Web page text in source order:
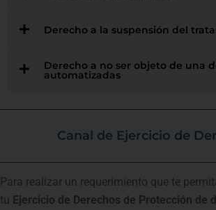
Derecho a la suspensión del
Derecho a no ser objeto de una
automatizadas
Canal de Ejercicio de
Para realizar un requerimiento que te
tu Ejercicio de Derechos de Protección de